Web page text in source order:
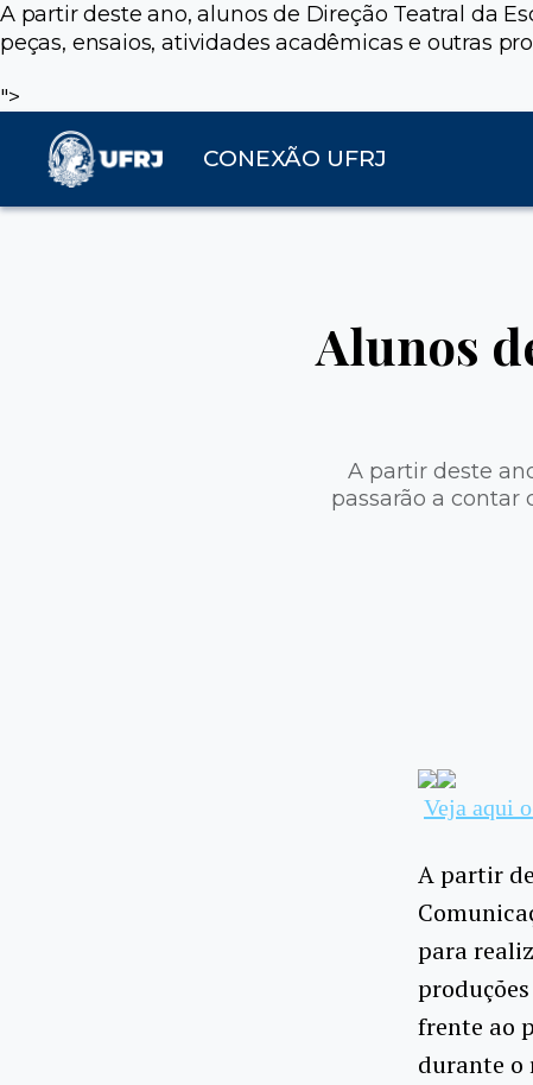
A partir deste ano, alunos de Direção Teatral da
peças, ensaios, atividades acadêmicas e outras
">
CONEXÃO UFRJ
Alunos
A partir deste
passarão a contar
Veja aqui
A partir
para
frente ao
durante o